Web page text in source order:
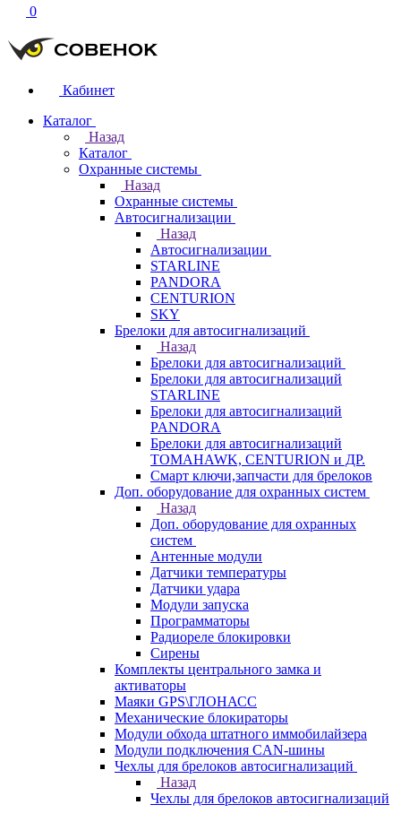
0
Кабинет
Каталог
Назад
Каталог
Охранные системы
Назад
Охранные системы
Автосигнализации
Назад
Автосигнализации
STARLINE
PANDORA
CENTURION
SKY
Брелоки для автосигнализаций
Назад
Брелоки для автосигнализаций
Брелоки для автосигнализаций
STARLINE
Брелоки для автосигнализаций
PANDORA
Брелоки для автосигнализаций
TOMAHAWK, CENTURION и ДР.
Смарт ключи,запчасти для брелоков
Доп. оборудование для охранных систем
Назад
Доп. оборудование для охранных
систем
Антенные модули
Датчики температуры
Датчики удара
Модули запуска
Программаторы
Радиореле блокировки
Сирены
Комплекты центрального замка и
активаторы
Маяки GPS\ГЛОНАСС
Механические блокираторы
Модули обхода штатного иммобилайзера
Модули подключения CAN-шины
Чехлы для брелоков автосигнализаций
Назад
Чехлы для брелоков автосигнализаций